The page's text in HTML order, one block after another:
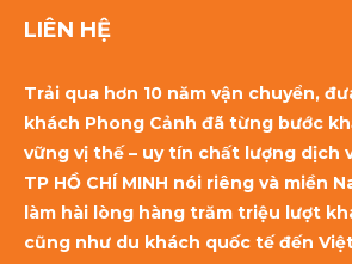
LIÊN HỆ
Trải qua hơn 10 năm vận chuyển,
khách Phong Cảnh đã từng bước
vững vị thế – uy tín chất lượng dịch
TP HỒ CHÍ MINH nói riêng và miền
làm hài lòng hàng trăm triệu lượt
cũng như du khách quốc tế đến